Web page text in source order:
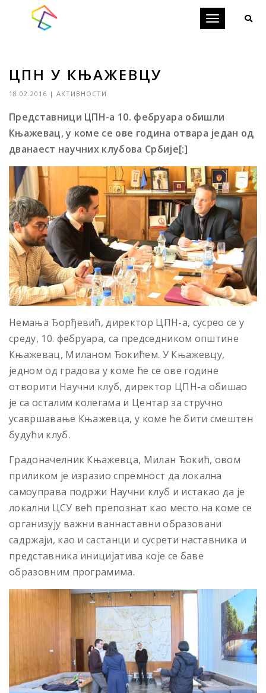
Toggle
ЦПН У КЊАЖЕВЦУ
18.02.2016 | АКТИВНОСТИ
Представници ЦПН-а 10. фебруара обишли
Књажевац, у коме се ове година отвара један од
дванаест научних клубова Србије[:]
Немања Ђорђевић, директор ЦПН-а, сусрео се у
среду, 10. фебруара, са председником општине
Књажевац, Миланом Ђокићем. У Књажевцу,
једном од градова у коме ће се ове године
отворити Научни клуб, директор ЦПН-а обишао
је са осталим колегама и Центар за стручно
усавршавање Књажевца, у коме ће бити смештен
будући клуб.
Градоначелник Књажевца, Милан Ђокић, овом
приликом је изразио спремност да локална
самоуправа подржи Научни клуб и истакао да је
локални ЦСУ већ препознат као место на коме се
организују важни ваннаставни образовани
садржаји, као и састанци и сусрети наставника и
представника иницијатива које се баве
образовним програмима.